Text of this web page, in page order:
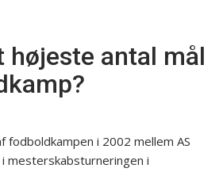
højeste antal mål
i 2002 mellem AS
mesterskabsturneringen i